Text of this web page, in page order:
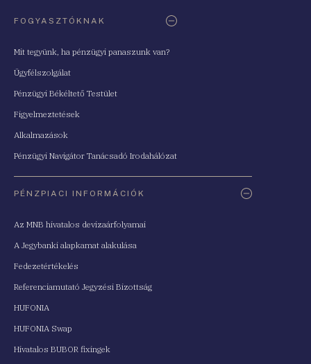
FOGYASZTÓKNAK
Mit tegyünk, ha pénzügyi panaszunk van?
Ügyfélszolgálat
Pénzügyi Békéltető Testület
Figyelmeztetések
Alkalmazások
Pénzügyi Navigátor Tanácsadó Irodahálózat
PÉNZPIACI INFORMÁCIÓK
Az MNB hivatalos devizaárfolyamai
A Jegybanki alapkamat alakulása
Fedezetértékelés
Referenciamutató Jegyzési Bizottság
HUFONIA
HUFONIA Swap
Hivatalos BUBOR fixingek